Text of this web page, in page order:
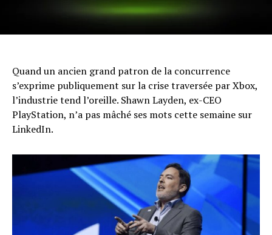
Quand un ancien grand patron de la concurrence
s’exprime publiquement sur la crise traversée par Xbox,
l’industrie tend l’oreille. Shawn Layden, ex-CEO
PlayStation, n’a pas mâché ses mots cette semaine sur
LinkedIn.